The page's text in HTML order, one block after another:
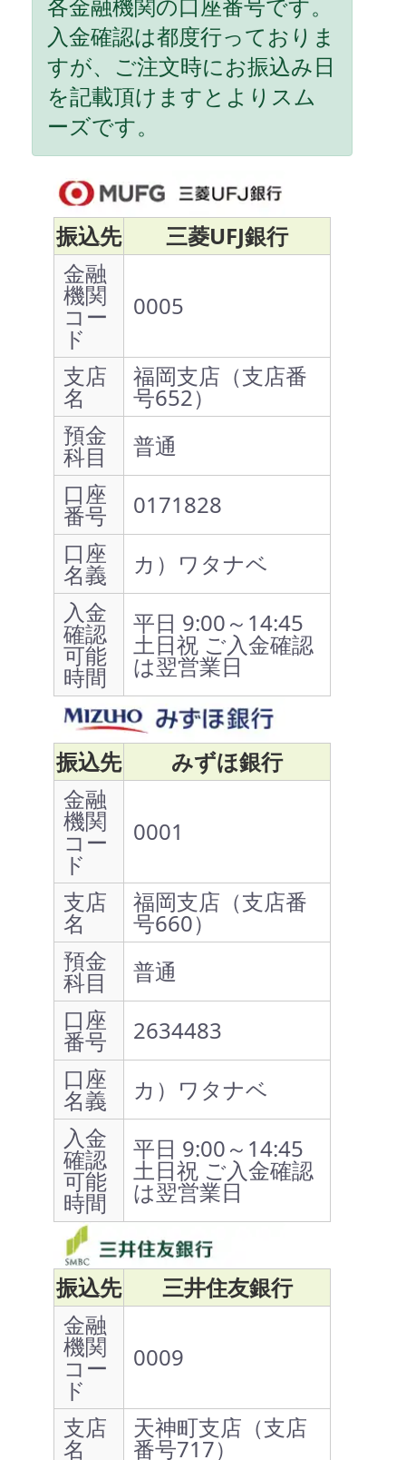
入金確認は都度行っておりま
すが、ご注文時にお振込み日
を記載頂けますとよりスム
ーズです。
振込先
三菱UFJ銀行
金融
機関
コー
ド
0005
支店
名
福岡支店（支店番
号652）
預金
科目
普通
口座
番号
0171828
口座
名義
カ）ワタナベ
入金
確認
可能
時間
平日 9:00～14:45
土日祝 ご入金確認
は翌営業日
振込先
みずほ銀行
金融
機関
コー
ド
0001
支店
名
福岡支店（支店番
号660）
預金
科目
普通
口座
番号
2634483
口座
名義
カ）ワタナベ
入金
確認
可能
時間
平日 9:00～14:45
土日祝 ご入金確認
は翌営業日
振込先
三井住友銀行
金融
機関
コー
ド
0009
支店
名
天神町支店（支店
番号717）